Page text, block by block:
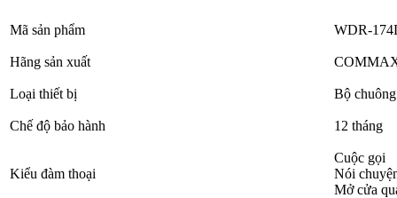
Mã sản phẩm WDR-
Hãng sản xuất
Loại thiết bị Bộ
Chế độ bảo hành 12 tháng
Kiểu đàm thoại
Cuộc gọi
Nói
Mở cửa